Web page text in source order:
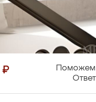
₽
Поможем